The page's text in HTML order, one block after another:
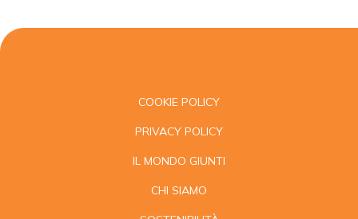
COOKIE POLICY
PRIVACY POLICY
IL MONDO GIUNTI
CHI SIAMO